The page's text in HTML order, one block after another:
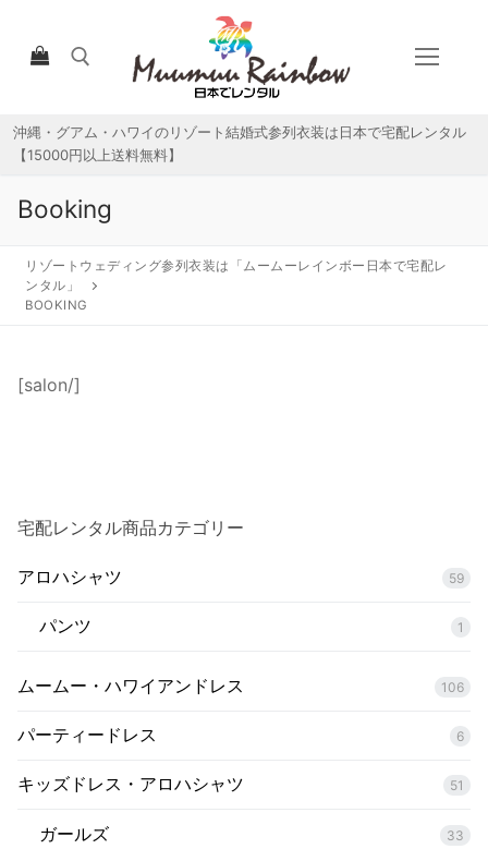
ツ
検索:
沖縄・グアム・ハワイのリゾート結婚式参列衣装は日本で宅配レンタル
【15000円以上送料無料】
お客様の声
Booking
リゾートウェディング参列衣装は「ムームーレインボー日本で宅配レ
ンタル」
BOOKING
[salon/]
宅配レンタル商品カテゴリー
アロハシャツ 59
パンツ 1
ムームー・ハワイアンドレス 106
パーティードレス 6
キッズドレス・アロハシャツ 51
ガールズ 33